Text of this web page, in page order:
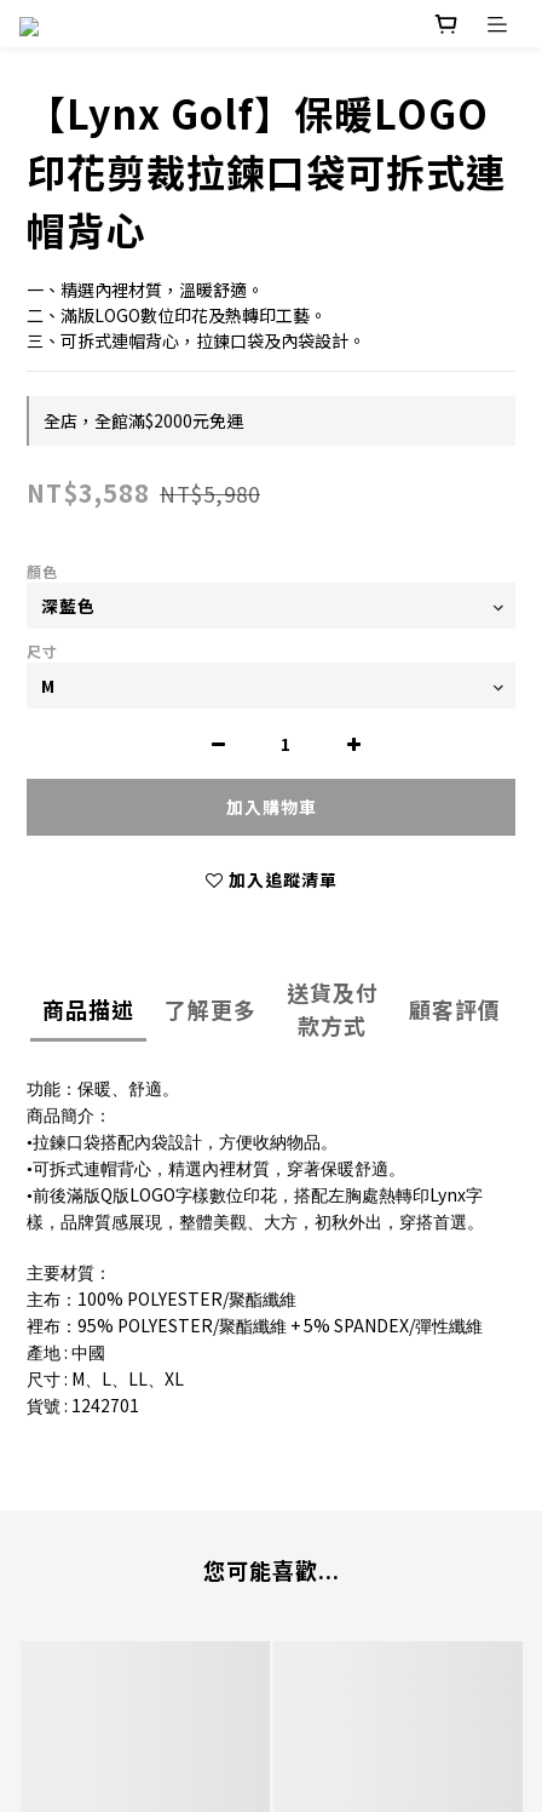
【Lynx Golf】保暖LOGO
印花剪裁拉鍊口袋可拆式連
帽背心
一、精選內裡材質，溫暖舒適。
二、滿版LOGO數位印花及熱轉印工藝。
三、可拆式連帽背心，拉鍊口袋及內袋設計。
全店，全館滿$2000元免運
NT$3,588 NT$5,980
顏色
尺寸
加入購物車
加入追蹤清單
商品描述 了解更多
送貨及付
款方式
顧客評價
功能：保暖、舒適。
商品簡介：
•拉鍊口袋搭配內袋設計，方便收納物品。
•可拆式連帽背心，精選內裡材質，穿著保暖舒適。
•前後滿版Q版 LOGO字樣數位印花，搭配左胸處熱轉印Lynx字
樣，品牌質感展現，整體美觀、大方，初秋外出，穿搭首選。
主要材質：
主布： 100% POLYESTER/聚酯纖維
裡布： 95% POLYESTER/聚酯纖維 + 5% SPANDEX/彈性纖維
產地 : 中國
尺寸 : M、 L、 LL、 XL
貨號 : 1242701
您可能喜歡...